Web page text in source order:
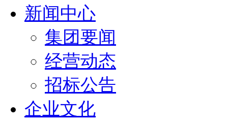
新闻中心
集团要闻
经营动态
招标公告
企业文化